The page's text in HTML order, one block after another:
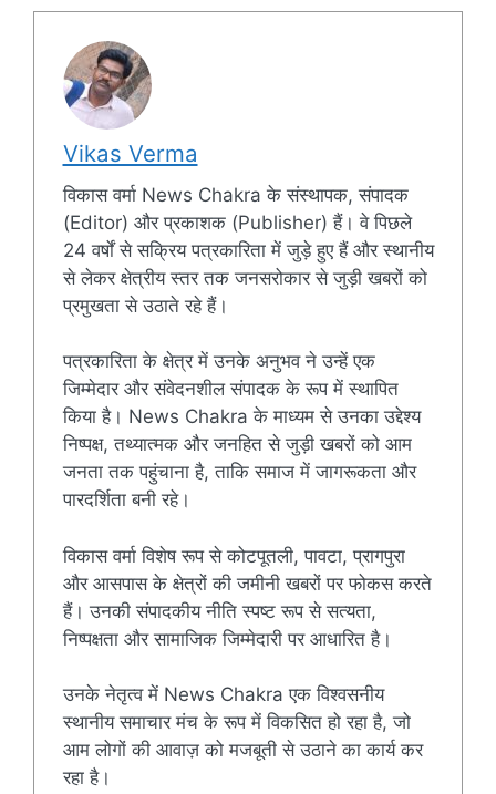
Vikas Verma
विकास वर्मा News Chakra के संस्थापक, संपादक
(Editor) और प्रकाशक (Publisher) हैं। वे पिछले
24 वर्षों से सक्रिय पत्रकारिता में जुड़े हुए हैं और स्थानीय
से लेकर क्षेत्रीय स्तर तक जनसरोकार से जुड़ी खबरों को
प्रमुखता से उठाते रहे हैं।
पत्रकारिता के क्षेत्र में उनके अनुभव ने उन्हें एक
जिम्मेदार और संवेदनशील संपादक के रूप में स्थापित
किया है। News Chakra के माध्यम से उनका उद्देश्य
निष्पक्ष, तथ्यात्मक और जनहित से जुड़ी खबरों को आम
जनता तक पहुंचाना है, ताकि समाज में जागरूकता और
पारदर्शिता बनी रहे।
विकास वर्मा विशेष रूप से कोटपूतली, पावटा, प्रागपुरा
और आसपास के क्षेत्रों की जमीनी खबरों पर फोकस करते
हैं। उनकी संपादकीय नीति स्पष्ट रूप से सत्यता,
निष्पक्षता और सामाजिक जिम्मेदारी पर आधारित है।
उनके नेतृत्व में News Chakra एक विश्वसनीय
स्थानीय समाचार मंच के रूप में विकसित हो रहा है, जो
आम लोगों की आवाज़ को मजबूती से उठाने का कार्य कर
रहा है।